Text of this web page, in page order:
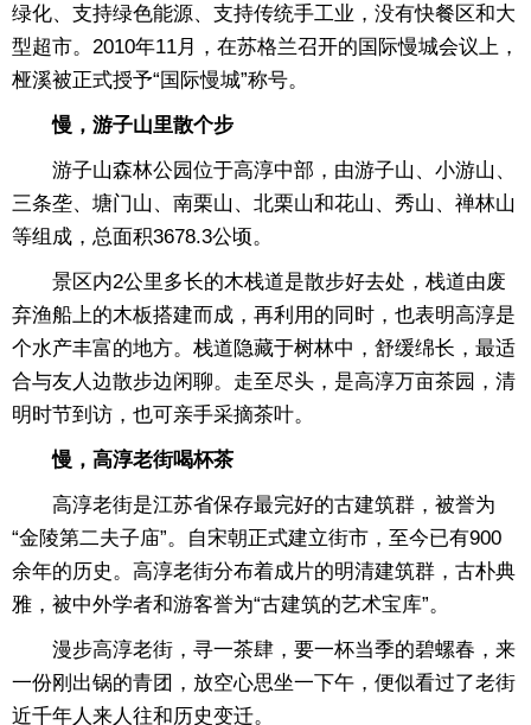
绿化、支持绿色能源、支持传统手工业，没有快餐区和大
型超市。2010年11月，在苏格兰召开的国际慢城会议上，
桠溪被正式授予“国际慢城”称号。
慢，游子山里散个步
游子山森林公园位于高淳中部，由游子山、小游山、
三条垄、塘门山、南栗山、北栗山和花山、秀山、禅林山
等组成，总面积3678.3公顷。
景区内2公里多长的木栈道是散步好去处，栈道由废
弃渔船上的木板搭建而成，再利用的同时，也表明高淳是
个水产丰富的地方。栈道隐藏于树林中，舒缓绵长，最适
合与友人边散步边闲聊。走至尽头，是高淳万亩茶园，清
明时节到访，也可亲手采摘茶叶。
慢，高淳老街喝杯茶
高淳老街是江苏省保存最完好的古建筑群，被誉为
“金陵第二夫子庙”。自宋朝正式建立街市，至今已有900
余年的历史。高淳老街分布着成片的明清建筑群，古朴典
雅，被中外学者和游客誉为“古建筑的艺术宝库”。
漫步高淳老街，寻一茶肆，要一杯当季的碧螺春，来
一份刚出锅的青团，放空心思坐一下午，便似看过了老街
近千年人来人往和历史变迁。